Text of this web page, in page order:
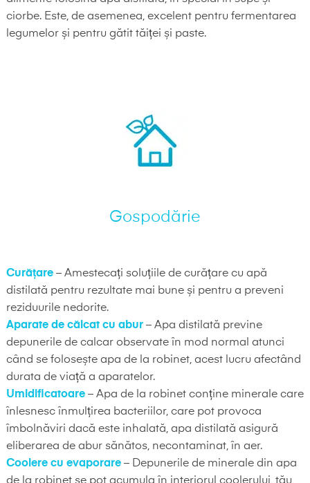
ciorbe. Este, de asemenea, excelent pentru fermentarea
legumelor și pentru gătit tăiței și paste.
Gospodărie
Curățare – Amestecați soluțiile de curățare cu apă
distilată pentru rezultate mai bune și pentru a preveni
reziduurile nedorite.
Aparate de călcat cu abur – Apa distilată previne
depunerile de calcar observate în mod normal atunci
când se folosește apa de la robinet, acest lucru afectând
durata de viață a aparatelor.
Umidificatoare – Apa de la robinet conține minerale care
înlesnesc înmulțirea bacteriilor, care pot provoca
îmbolnăviri dacă este inhalată, apa distilată asigură
eliberarea de abur sănătos, necontaminat, în aer.
Coolere cu evaporare – Depunerile de minerale din apa
de la robinet se pot acumula în interiorul coolerului, tău